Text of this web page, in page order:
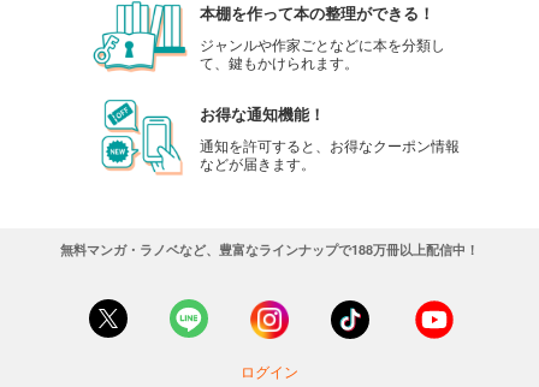
本棚を作って本の整理ができる！
ジャンルや作家ごとなどに本を分類し
て、鍵もかけられます。
お得な通知機能！
通知を許可すると、お得なクーポン情報
などが届きます。
無料マンガ・ラノベなど、豊富なラインナップで188万冊以上配信中！
ログイン